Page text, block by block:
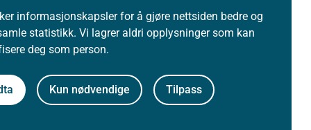
informasjonskapsler for å gjøre nettsiden bedre og
statistikk. Vi lagrer aldri opplysninger som kan
deg som person.
Kun nødvendige Tilpass